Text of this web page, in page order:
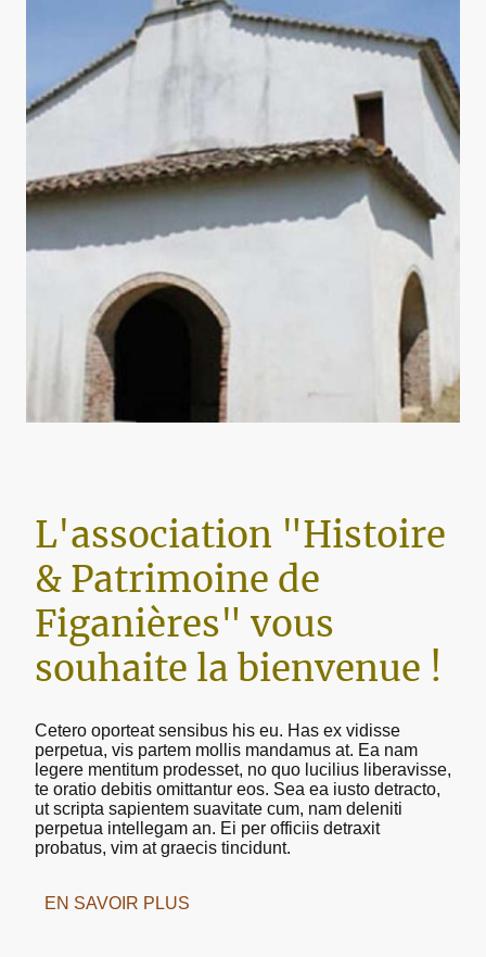
L'association "Histoire
& Patrimoine de
Figanières" vous
souhaite la bienvenue !
Cetero oporteat sensibus his eu. Has ex vidisse
perpetua, vis partem mollis mandamus at. Ea nam
legere mentitum prodesset, no quo lucilius liberavisse,
te oratio debitis omittantur eos. Sea ea iusto detracto,
ut scripta sapientem suavitate cum, nam deleniti
perpetua intellegam an. Ei per officiis detraxit
probatus, vim at graecis tincidunt.
EN SAVOIR PLUS